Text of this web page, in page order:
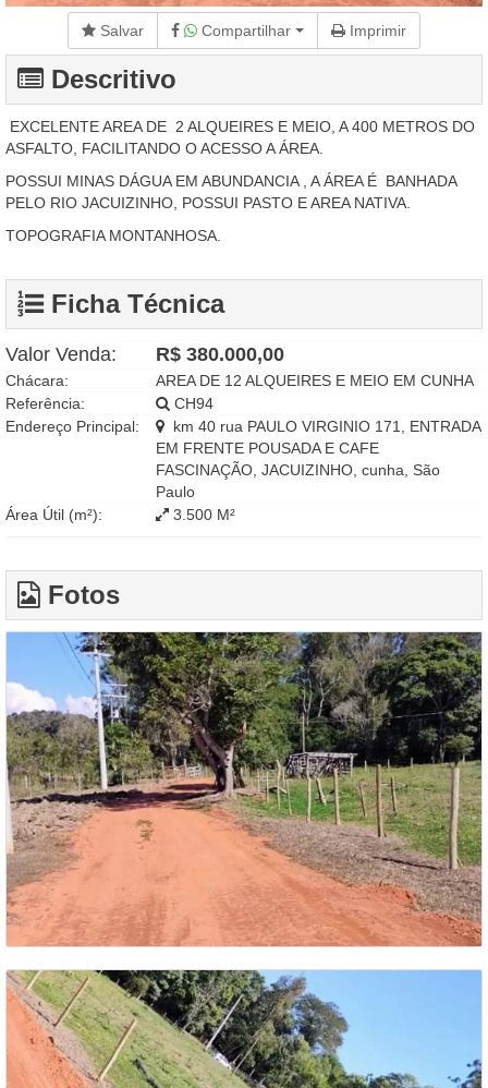
Salvar Compartilhar Imprimir
Descritivo
EXCELENTE AREA DE 2 ALQUEIRES E MEIO, A 400 METROS DO
ASFALTO, FACILITANDO O ACESSO A ÁREA.
POSSUI MINAS DÁGUA EM ABUNDANCIA , A ÁREA É BANHADA
PELO RIO JACUIZINHO, POSSUI PASTO E AREA NATIVA.
TOPOGRAFIA MONTANHOSA.
Ficha Técnica
Valor Venda: R$ 380.000,00
Chácara:
AREA DE 12 ALQUEIRES E MEIO EM CUNHA
Referência:
CH94
Endereço Principal:
km 40 rua PAULO VIRGINIO 171, ENTRADA
EM FRENTE POUSADA E CAFE
FASCINAÇÃO, JACUIZINHO, cunha, São
Paulo
Área Útil (m²):
3.500 M²
Fotos